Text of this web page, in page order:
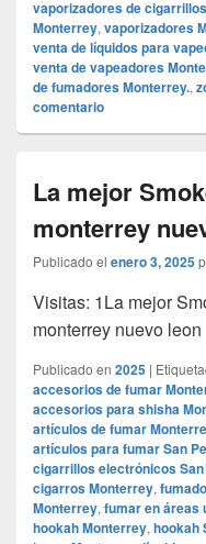
vaporizadores de
Monterrey, vaporizadores
venta de líquidos para
venta de vapeadores
de fumadores Monterrey.,
comentario
La mejor
monterrey
Publicado el enero 3, 2025
Visitas: 1La mejor
monterrey nuevo leon
Publicado en 2025 |
accesorios de fumar
accesorios para shisha
artículos de fumar
artículos para fumar San
cigarrillos electrónicos
cigarros Monterrey,
Monterrey, fumar en áreas
hookah Monterrey, hookah